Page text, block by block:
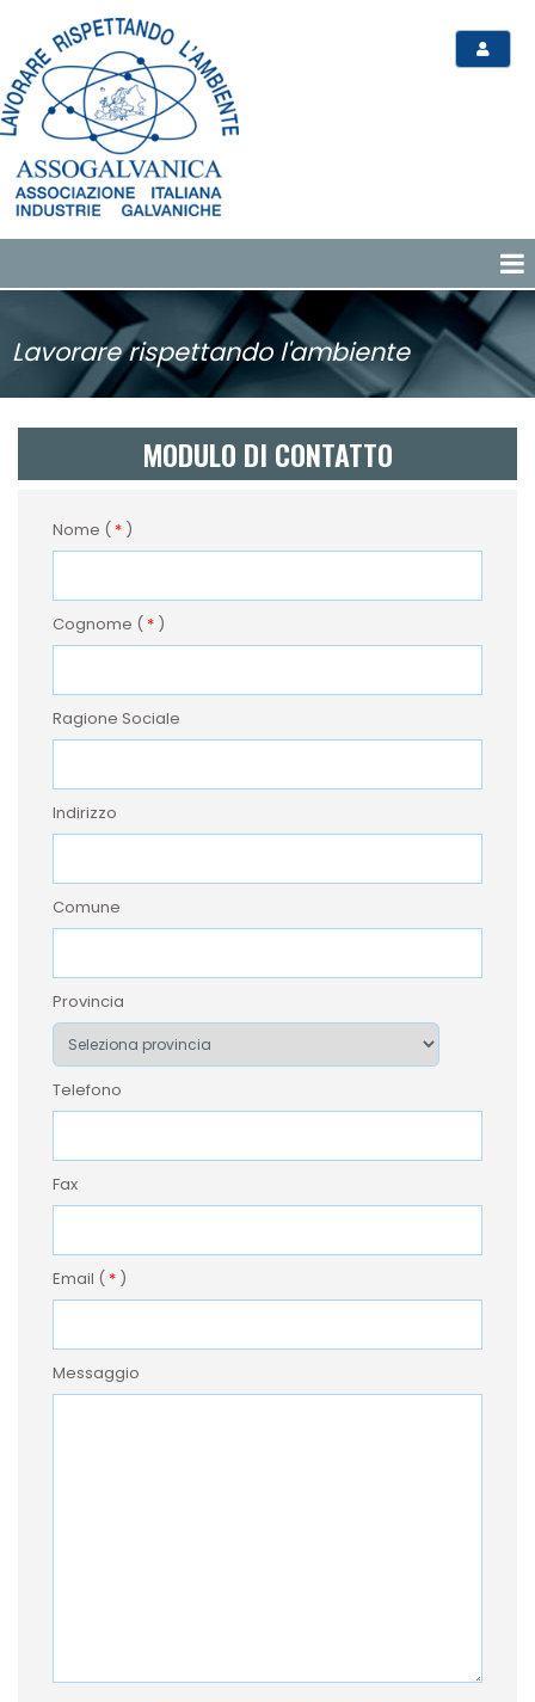
Lavorare rispettando l'ambiente
MODULO DI CONTATTO
Nome ( * )
Cognome ( * )
Ragione Sociale
Indirizzo
Comune
Provincia
Telefono
Fax
Email ( * )
Messaggio